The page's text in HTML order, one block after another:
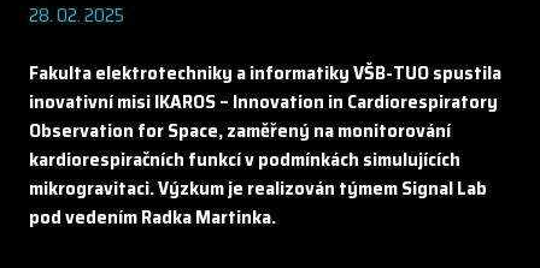
28. 02. 2025
Fakulta elektrotechniky a informatiky VŠB-TUO spustila
inovativní misi IKAROS – Innovation in Cardiorespiratory
Observation for Space, zaměřený na monitorování
kardiorespiračních funkcí v podmínkách simulujících
mikrogravitaci. Výzkum je realizován týmem Signal Lab
pod vedením Radka Martinka.